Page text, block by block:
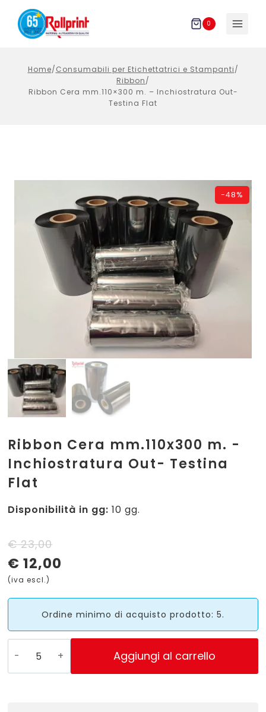
Salta
contenuto
0
Home/Consumabili per Etichettatrici e Stampanti/
Ribbon/
Ribbon Cera mm.110×300 m. – Inchiostratura Out-
Testina Flat
-48%
Ribbon Cera mm.110x300 m. -
Inchiostratura Out- Testina
Flat
Disponibilità in gg:10 gg.
€23,00
Il
prezzo
originale
€ 23,00.
€ 12,00
Il
prezzo
attuale
€ 12,00.
(iva escl.)
Ordine minimo di acquisto prodotto: 5.
Ribbon
Aggiungi al carrello